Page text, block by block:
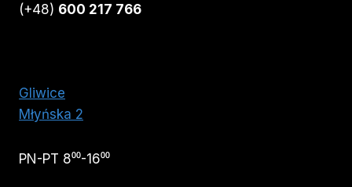
(+48) 600 217 766
Gliwice
Młyńska 2
PN-PT 8⁰⁰-16⁰⁰